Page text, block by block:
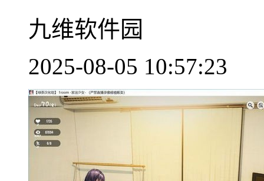
九维软件园
2025-08-05 10:57:23